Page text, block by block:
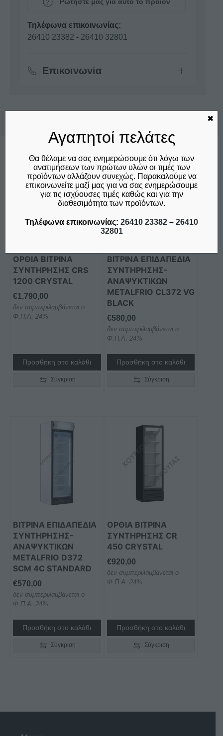
Τηλέφωνα επικοινωνίας:
26410 23382 - 26410 32801
Επικοινωνία
ΟΡΘΙΑ ΒΙΤΡΙΝΑ
ΣΥΝΤΗΡΗΣΗΣ CRS
1200 CRYSTAL
€1.790,00
δεν συμπεριλαμβάνεται ο
Φ.Π.Α. 24%
Προσθήκη στο καλάθι
Σύγκριση
ΒΙΤΡΙΝΑ ΕΠΙΔΑΠΕΔΙΑ
ΣΥΝΤΗΡΗΣΗΣ-
ΑΝΑΨΥΚΤΙΚΩΝ
METALFRIO CL372 VG
BLACK
€580,00
δεν συμπεριλαμβάνεται ο
Φ.Π.Α. 24%
Προσθήκη στο καλάθι
Σύγκριση
ΒΙΤΡΙΝΑ ΕΠΙΔΑΠΕΔΙΑ
ΣΥΝΤΗΡΗΣΗΣ-
ΑΝΑΨΥΚΤΙΚΩΝ
METALFRIO D372
SCM 4C STANDARD
€570,00
δεν συμπεριλαμβάνεται ο
Φ.Π.Α. 24%
Προσθήκη στο καλάθι
Σύγκριση
ΟΡΘΙΑ ΒΙΤΡΙΝΑ
ΣΥΝΤΗΡΗΣΗΣ CR
450 CRYSTAL
€920,00
δεν συμπεριλαμβάνεται ο
Φ.Π.Α. 24%
Προσθήκη στο καλάθι
Σύγκριση
Αγαπητοί πελάτες
Θα θέλαμε να σας ενημερώσουμε ότι λόγω των
ανατιμήσεων των πρώτων υλών οι τιμές των
προϊόντων αλλάζουν συνεχώς. Παρακαλούμε να
επικοινωνείτε μαζί μας για να σας ενημερώσουμε
για τις ισχύουσες τιμές καθώς και για την
διαθεσιμότητα των προϊόντων.
Τηλέφωνα επικοινωνίας: 26410 23382 – 26410
32801
✖